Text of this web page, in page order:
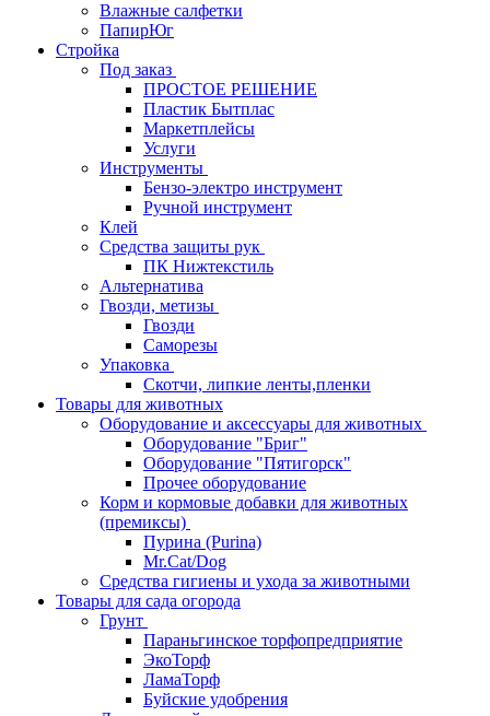
Влажные салфетки
ПапирЮг
Стройка
Под заказ
ПРОСТОЕ РЕШЕНИЕ
Пластик Бытплас
Маркетплейсы
Услуги
Инструменты
Бензо-электро инструмент
Ручной инструмент
Клей
Средства защиты рук
ПК Нижтекстиль
Альтернатива
Гвозди, метизы
Гвозди
Саморезы
Упаковка
Скотчи, липкие ленты,пленки
Товары для животных
Оборудование и аксессуары для животных
Оборудование "Бриг"
Оборудование "Пятигорск"
Прочее оборудование
Корм и кормовые добавки для животных
(премиксы)
Пурина (Purina)
Mr.Cat/Dog
Средства гигиены и ухода за животными
Товары для сада огорода
Грунт
Параньгинское торфопредприятие
ЭкоТорф
ЛамаТорф
Буйские удобрения